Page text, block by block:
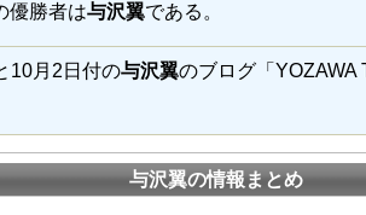
優勝者は与沢翼である。
10月2日付の与沢翼のブログ「YOZAWA
与沢翼の情報まとめ